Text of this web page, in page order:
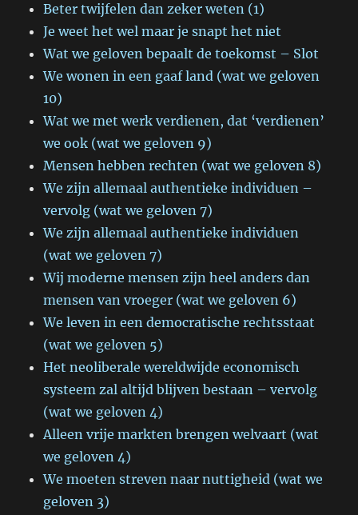
Beter twijfelen dan zeker weten (1)
Je weet het wel maar je snapt het niet
Wat we geloven bepaalt de toekomst – Slot
We wonen in een gaaf land (wat we geloven
10)
Wat we met werk verdienen, dat ‘verdienen’
we ook (wat we geloven 9)
Mensen hebben rechten (wat we geloven 8)
We zijn allemaal authentieke individuen –
vervolg (wat we geloven 7)
We zijn allemaal authentieke individuen
(wat we geloven 7)
Wij moderne mensen zijn heel anders dan
mensen van vroeger (wat we geloven 6)
We leven in een democratische rechtsstaat
(wat we geloven 5)
Het neoliberale wereldwijde economisch
systeem zal altijd blijven bestaan – vervolg
(wat we geloven 4)
Alleen vrije markten brengen welvaart (wat
we geloven 4)
We moeten streven naar nuttigheid (wat we
geloven 3)